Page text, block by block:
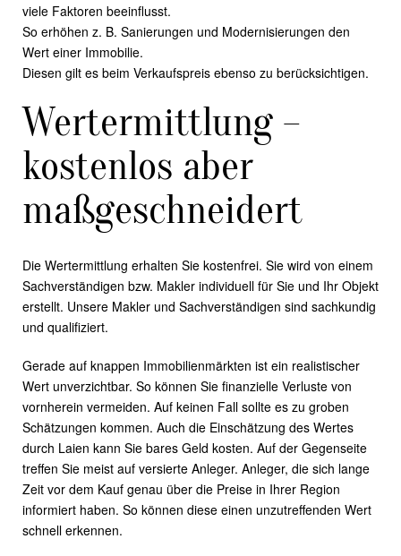
viele Faktoren beeinflusst.
So erhöhen z. B. Sanierungen und Modernisierungen den
Wert einer Immobilie.
Diesen gilt es beim Verkaufspreis ebenso zu berücksichtigen.
Wertermittlung –
kostenlos aber
maßgeschneidert
Die Wertermittlung erhalten Sie kostenfrei. Sie wird von einem
Sachverständigen bzw. Makler individuell für Sie und Ihr Objekt
erstellt. Unsere Makler und Sachverständigen sind sachkundig
und qualifiziert.
Gerade auf knappen Immobilienmärkten ist ein realistischer
Wert unverzichtbar. So können Sie finanzielle Verluste von
vornherein vermeiden. Auf keinen Fall sollte es zu groben
Schätzungen kommen. Auch die Einschätzung des Wertes
durch Laien kann Sie bares Geld kosten. Auf der Gegenseite
treffen Sie meist auf versierte Anleger. Anleger, die sich lange
Zeit vor dem Kauf genau über die Preise in Ihrer Region
informiert haben. So können diese einen unzutreffenden Wert
schnell erkennen.